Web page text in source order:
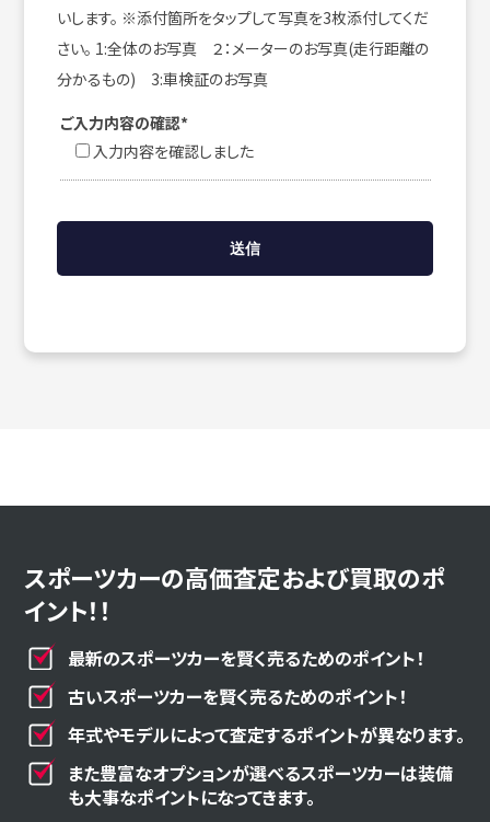
いします。 ※添付箇所をタップして写真を3枚添付してくだ
さい。 1:全体のお写真 ２：メーターのお写真(走行距離の
分かるもの) 3:車検証のお写真
ご入力内容の確認*
入力内容を確認しました
スポーツカーの高価査定および買取のポ
イント！！
最新のスポーツカーを賢く売るためのポイント！
古いスポーツカーを賢く売るためのポイント！
年式やモデルによって査定するポイントが異なります。
また豊富なオプションが選べるスポーツカーは装備
も大事なポイントになってきます。